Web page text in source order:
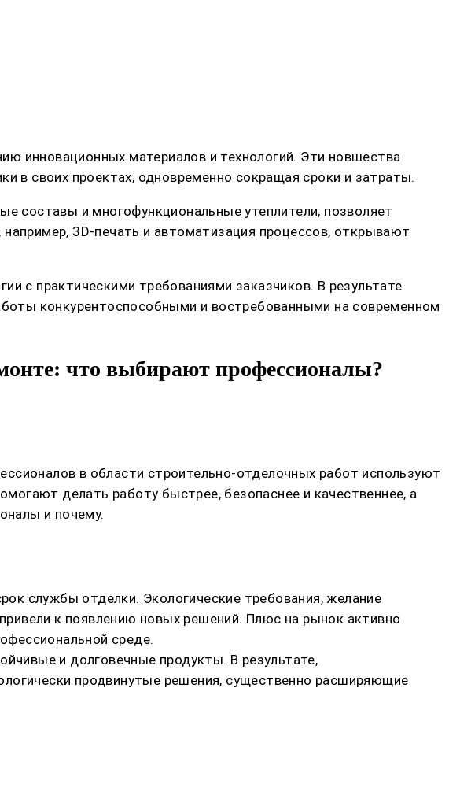
инновационных материалов и технологий. Эти новшества
в своих проектах, одновременно сокращая сроки и затраты.
составы и многофункциональные утеплители, позволяет
3D-печать и автоматизация процессов, открывают
с практическими требованиями заказчиков. В результате
конкурентоспособными и востребованными на современном
что выбирают профессионалы?
в области строительно-отделочных работ используют
делать работу быстрее, безопаснее и качественнее, а
и почему.
службы отделки. Экологические требования, желание
к появлению новых решений. Плюс на рынок активно
среде.
и долговечные продукты. В результате,
продвинутые решения, существенно расширяющие